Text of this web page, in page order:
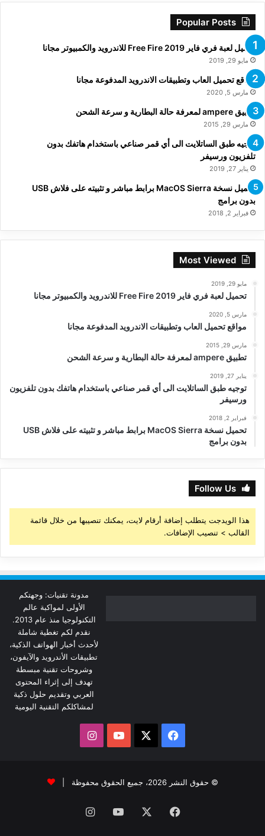
Popular Posts
تحميل لعبة فري فاير Free Fire 2019 للاندرويد والكمبيوتر مجانا
مايو 29, 2019
مواقع تحميل العاب وتطبيقات الاندرويد المدفوعة مجانا
مارس 5, 2020
تطبيق ampere لمعرفة حالة البطارية و سرعة الشحن
مارس 29, 2015
توجيه طبق الساتلايت الى أي قمر صناعي باستخدام هاتفك بدون
تلفزيون ورسيفر
يناير 27, 2019
تحميل نسخة MacOS Sierra برابط مباشر و تثبيته على فلاش USB
بدون برامج
فبراير 2, 2018
Most Viewed
مايو 29, 2019
تحميل لعبة فري فاير Free Fire 2019 للاندرويد والكمبيوتر مجانا
مارس 5, 2020
مواقع تحميل العاب وتطبيقات الاندرويد المدفوعة مجانا
مارس 29, 2015
تطبيق ampere لمعرفة حالة البطارية و سرعة الشحن
يناير 27, 2019
توجيه طبق الساتلايت الى أي قمر صناعي باستخدام هاتفك بدون تلفزيون
ورسيفر
فبراير 2, 2018
تحميل نسخة MacOS Sierra برابط مباشر و تثبيته على فلاش USB
بدون برامج
Follow Us
هذا الويدجت يتطلب إضافة أرقام لايت، يمكنك تنصيبها من خلال قائمة
القالب > تنصيب الإضافات.
مدونة تقنيات: وجهتكم
الأولى لمواكبة عالم
التكنولوجيا منذ عام 2013.
نقدم لكم تغطية شاملة
لأحدث أخبار الهواتف الذكية،
تطبيقات الأندرويد والآيفون،
وشروحات تقنية مبسطة
تهدف إلى إثراء المحتوى
العربي وتقديم حلول ذكية
لمشاكلكم التقنية اليومية
فيسبوك ‫YouTubeانستقرام
© حقوق النشر 2026، جميع الحقوق محفوظة |
فيسبوك ‫YouTubeانستقرام